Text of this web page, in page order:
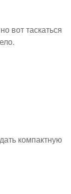
вот таскаться
компактную